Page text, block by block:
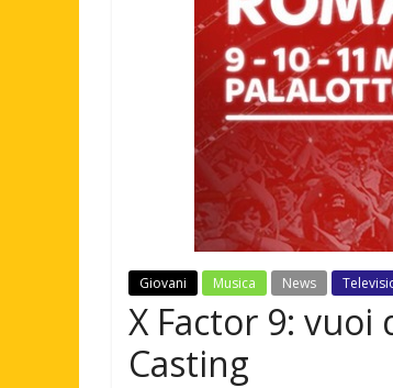
Giovani Musica News
X Factor 9:
Casting